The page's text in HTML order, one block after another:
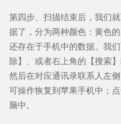
第四步、扫描结束后，我们
据了，分为两种颜色：黄色
还存在于手机中的数据。我
除】、或者右上角的【搜索
然后在对应通讯录联系人左
可操作恢复到苹果手机中；
脑中。